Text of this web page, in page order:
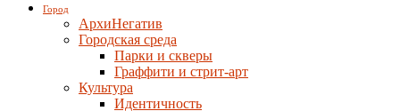
Город
АрхиНегатив
Городская среда
Парки и скверы
Граффити и стрит-арт
Культура
Идентичность